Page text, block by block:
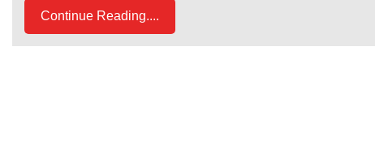
Continue Reading....